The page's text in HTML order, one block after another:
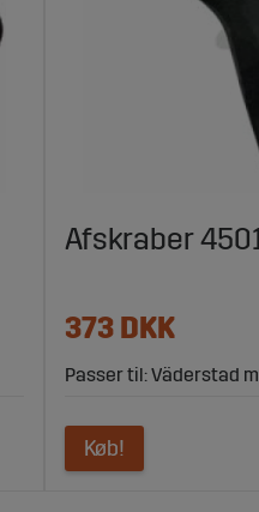
Afskraber
373 DKK
Passer til: Väderstad
Køb!